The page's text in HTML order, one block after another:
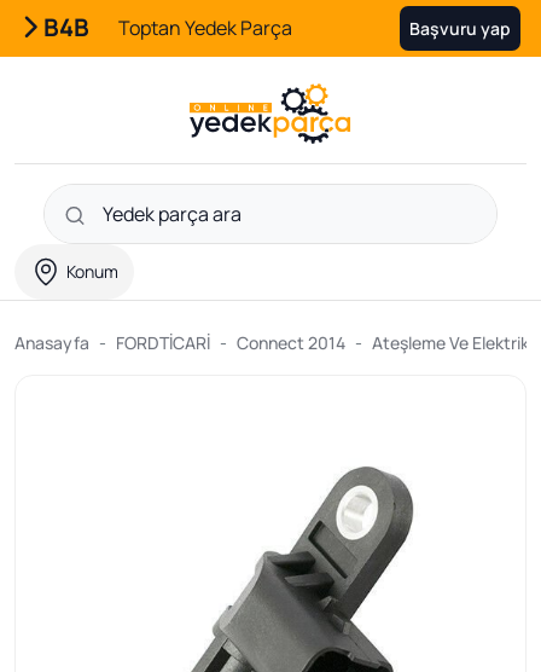
B4B Toptan Yedek Parça Başvuru yap
Konum
Anasayfa FORDTİCARİ Connect 2014 Ateşleme Ve Elektrik